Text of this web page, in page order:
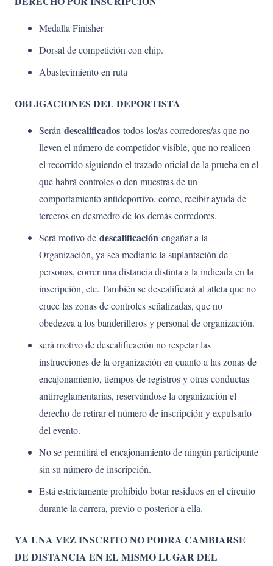
Medalla Finisher
Dorsal de competición con chip.
Abastecimiento en ruta
OBLIGACIONES DEL DEPORTISTA
Serán descalificados todos los/as corredores/as que no
lleven el número de competidor visible, que no realicen
el recorrido siguiendo el trazado oficial de la prueba en el
que habrá controles o den muestras de un
comportamiento antideportivo, como, recibir ayuda de
terceros en desmedro de los demás corredores.
Será motivo de descalificación engañar a la
Organización, ya sea mediante la suplantación de
personas, correr una distancia distinta a la indicada en la
inscripción, etc. También se descalificará al atleta que no
cruce las zonas de controles señalizadas, que no
obedezca a los banderilleros y personal de organización.
será motivo de descalificación no respetar las
instrucciones de la organización en cuanto a las zonas de
encajonamiento, tiempos de registros y otras conductas
antirreglamentarias, reservándose la organización el
derecho de retirar el número de inscripción y expulsarlo
del evento.
No se permitirá el encajonamiento de ningún participante
sin su número de inscripción.
Está estrictamente prohibido botar residuos en el circuito
durante la carrera, previo o posterior a ella.
YA UNA VEZ INSCRITO NO PODRA CAMBIARSE
DE DISTANCIA EN EL MISMO LUGAR DEL